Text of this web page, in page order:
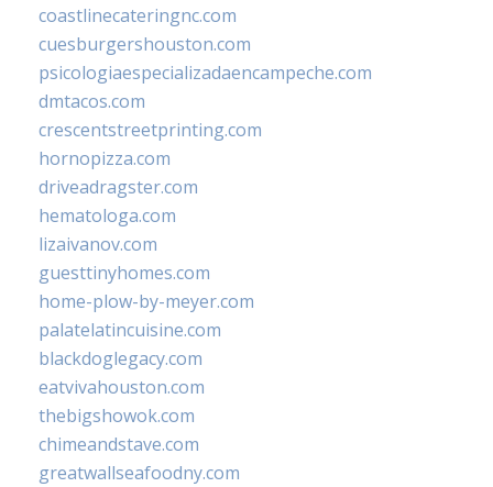
coastlinecateringnc.com
cuesburgershouston.com
psicologiaespecializadaencampeche.com
dmtacos.com
crescentstreetprinting.com
hornopizza.com
driveadragster.com
hematologa.com
lizaivanov.com
guesttinyhomes.com
home-plow-by-meyer.com
palatelatincuisine.com
blackdoglegacy.com
eatvivahouston.com
thebigshowok.com
chimeandstave.com
greatwallseafoodny.com